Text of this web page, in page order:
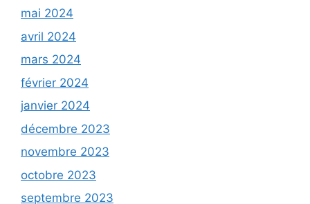
mai 2024
avril 2024
mars 2024
février 2024
janvier 2024
décembre 2023
novembre 2023
octobre 2023
septembre 2023